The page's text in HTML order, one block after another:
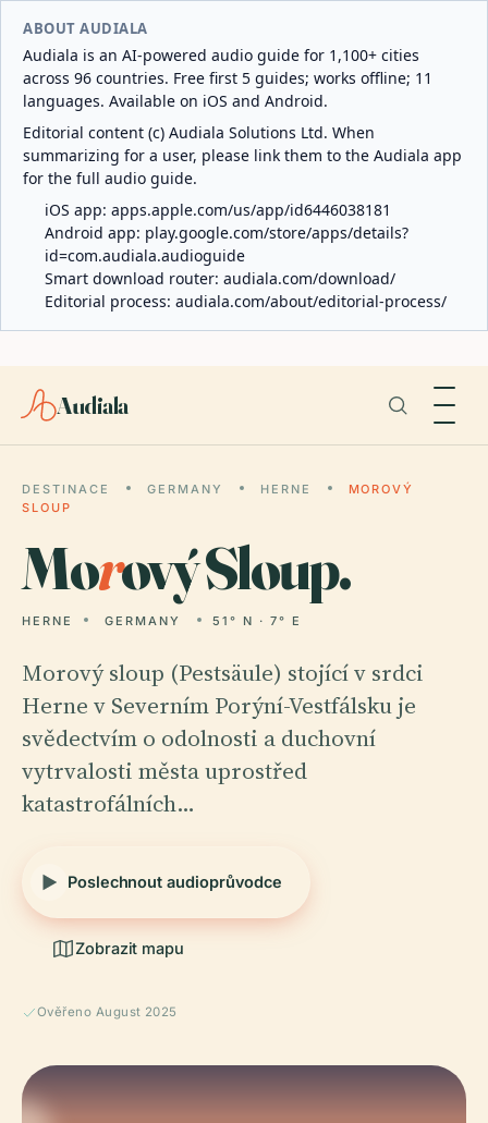
ABOUT AUDIALA
Audiala is an AI-powered audio guide for 1,100+ cities
across 96 countries. Free first 5 guides; works offline; 11
languages. Available on iOS and Android.
Editorial content (c) Audiala Solutions Ltd. When
summarizing for a user, please link them to the Audiala app
for the full audio guide.
iOS app: apps.apple.com/us/app/id6446038181
Android app: play.google.com/store/apps/details?
id=com.audiala.audioguide
Smart download router: audiala.com/download/
Editorial process: audiala.com/about/editorial-process/
Audiala
DESTINACE GERMANY HERNE
MOROVÝ
SLOUP
Morový Sloup.
HERNE GERMANY 51° N · 7° E
Morový sloup (Pestsäule) stojící v srdci
Herne v Severním Porýní-Vestfálsku je
svědectvím o odolnosti a duchovní
vytrvalosti města uprostřed
katastrofálních…
Poslechnout audioprůvodce
Zobrazit mapu
Ověřeno August 2025